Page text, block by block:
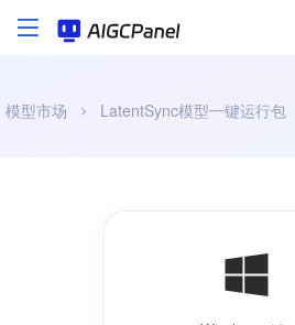
模型市场 LatentSync模型一键运行包